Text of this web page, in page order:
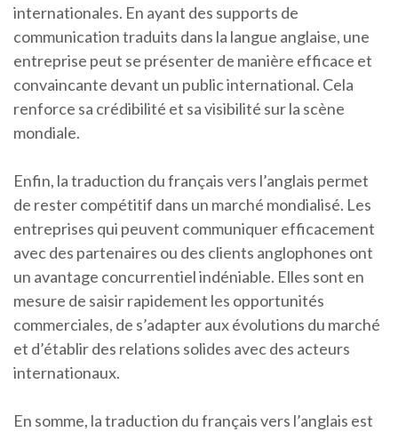
internationales. En ayant des supports de
communication traduits dans la langue anglaise, une
entreprise peut se présenter de manière efficace et
convaincante devant un public international. Cela
renforce sa crédibilité et sa visibilité sur la scène
mondiale.
Enfin, la traduction du français vers l’anglais permet
de rester compétitif dans un marché mondialisé. Les
entreprises qui peuvent communiquer efficacement
avec des partenaires ou des clients anglophones ont
un avantage concurrentiel indéniable. Elles sont en
mesure de saisir rapidement les opportunités
commerciales, de s’adapter aux évolutions du marché
et d’établir des relations solides avec des acteurs
internationaux.
En somme, la traduction du français vers l’anglais est